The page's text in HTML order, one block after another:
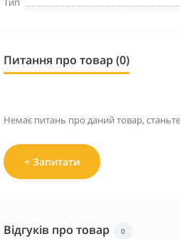
Питання про товар (0)
Немає питань про даний товар,
+ Запитати
Відгуків про товар 0